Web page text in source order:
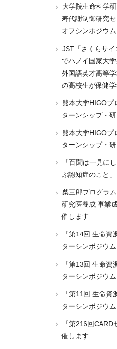
大学院生命科学
寿代謝制御研究
オフシンポジウ
JST「さくらサイ
でハノイ国家大
外国語英才高等学
の高校生が保健
熊本大学HIGOプ
ターンシップ・
熊本大学HIGOプ
ターンシップ・
「百聞は一見に
ぶ認知症のこと
柴三郎プログラ
研究医養成 事業
催します
「第14回 生命資
ターシンポジウ
「第13回 生命資
ターシンポジウ
「第11回 生命資
ターシンポジウ
「第216回CARD
催します